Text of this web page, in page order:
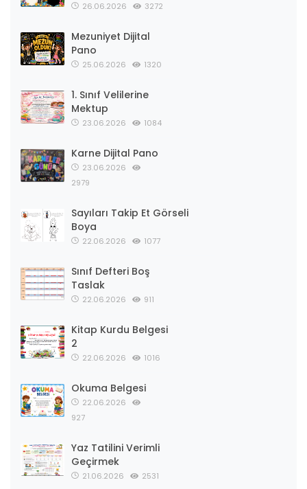
26.06.2026 3272
Mezuniyet Dijital
Pano
25.06.2026 1320
1. Sınıf Velilerine
Mektup
23.06.2026 1084
Karne Dijital Pano
23.06.2026
2979
Sayıları Takip Et Görseli
Boya
22.06.2026 1077
Sınıf Defteri Boş
Taslak
22.06.2026 911
Kitap Kurdu Belgesi
2
22.06.2026 1016
Okuma Belgesi
22.06.2026
927
Yaz Tatilini Verimli
Geçirmek
21.06.2026 2531